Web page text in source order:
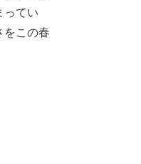
ってい
をこの春